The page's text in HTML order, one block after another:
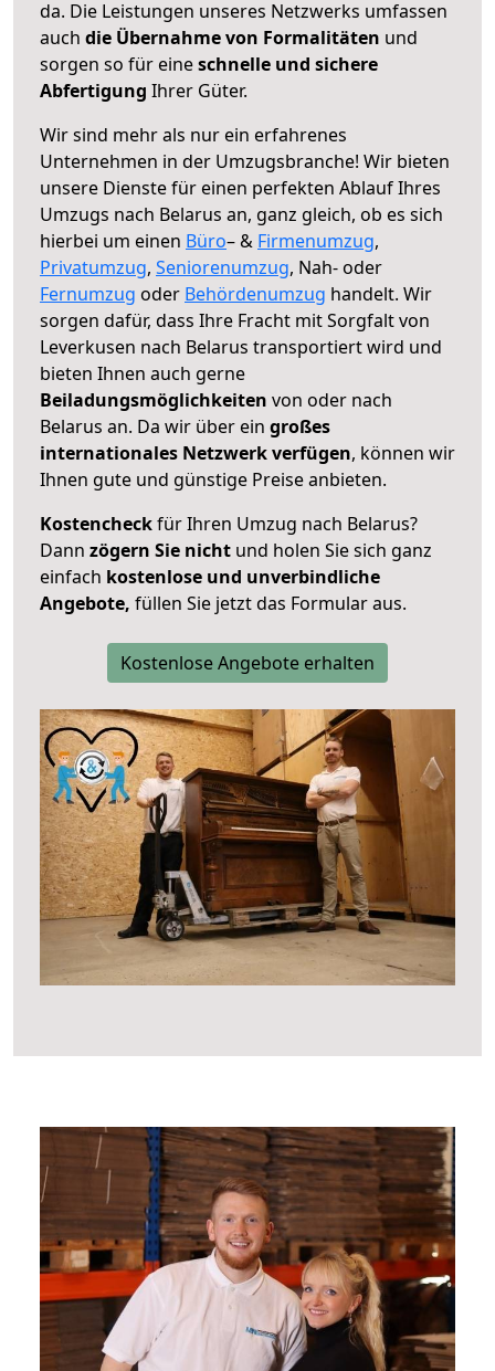
da. Die Leistungen unseres Netzwerks umfassen
auch die Übernahme von Formalitäten und
sorgen so für eineschnelle und sichere
Abfertigung Ihrer Güter.
Wir sind mehr als nur ein erfahrenes
Unternehmen in der Umzugsbranche! Wir bieten
unsere Dienste für einen perfekten Ablauf Ihres
Umzugs nach Belarus an, ganz gleich, ob es sich
hierbei um einen Büro– & Firmenumzug,
Privatumzug, Seniorenumzug, Nah- oder
Fernumzug oder Behördenumzug handelt. Wir
sorgen dafür, dass Ihre Fracht mit Sorgfalt von
Leverkusen nach Belarus transportiert wird und
bieten Ihnen auch gerne
Beiladungsmöglichkeiten von oder nach
Belarus an. Da wir über ein großes
internationales Netzwerk verfügen, können wir
Ihnen gute und günstige Preise anbieten.
Kostencheckfür Ihren Umzug nach Belarus?
Dann zögern Sie nicht und holen Sie sich ganz
einfach kostenlose und unverbindliche
Angebote, füllen Sie jetzt das Formular aus.
Kostenlose Angebote erhalten